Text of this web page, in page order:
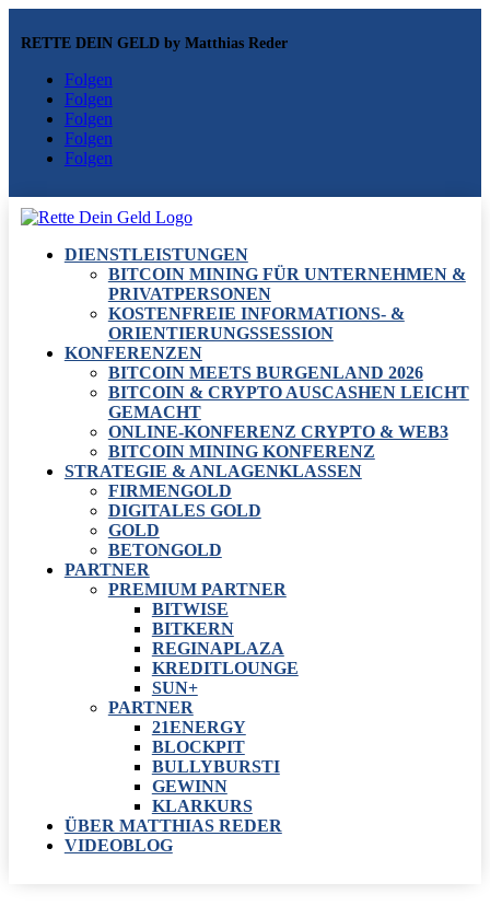
RETTE DEIN GELD by Matthias Reder
Folgen
Folgen
Folgen
Folgen
Folgen
DIENSTLEISTUNGEN
BITCOIN MINING FÜR UNTERNEHMEN &
PRIVATPERSONEN
KOSTENFREIE INFORMATIONS- &
ORIENTIERUNGSSESSION
KONFERENZEN
BITCOIN MEETS BURGENLAND 2026
BITCOIN & CRYPTO AUSCASHEN LEICHT
GEMACHT
ONLINE-KONFERENZ CRYPTO & WEB3
BITCOIN MINING KONFERENZ
STRATEGIE & ANLAGENKLASSEN
FIRMENGOLD
DIGITALES GOLD
GOLD
BETONGOLD
PARTNER
PREMIUM PARTNER
BITWISE
BITKERN
REGINAPLAZA
KREDITLOUNGE
SUN+
PARTNER
21ENERGY
BLOCKPIT
BULLYBURSTI
GEWINN
KLARKURS
ÜBER MATTHIAS REDER
VIDEOBLOG